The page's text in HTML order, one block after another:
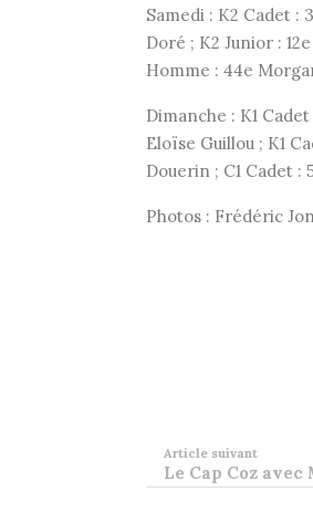
Samedi : K2 Cadet :
Doré ; K2 Junior :
Homme : 44e
Dimanche : K1
Eloïse Guillou ; K1
Douerin ; C1 Cadet :
Photos : Frédéric
Article suivant
Le Cap Coz